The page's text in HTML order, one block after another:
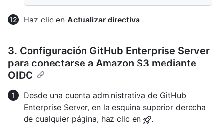
Haz clic en Actualizar directiva.
3. Configuración GitHub Enterprise Server
para conectarse a Amazon S3 mediante
OIDC
Desde una cuenta administrativa de GitHub
Enterprise Server, en la esquina superior derecha
de cualquier página, haz clic en
.